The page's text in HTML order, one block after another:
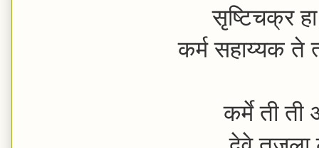
सृष्टिचक्र
कर्म सहाय्यक ते
कर्मे ती ती